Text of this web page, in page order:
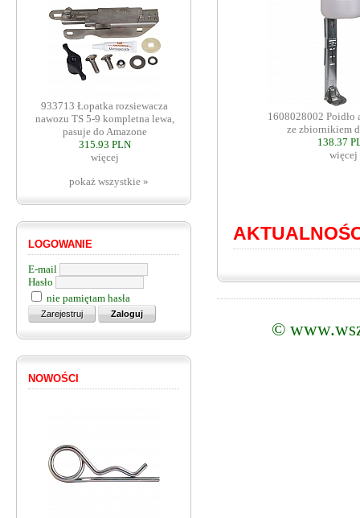
933713 Łopatka rozsiewacza
nawozu TS 5-9 kompletna lewa,
pasuje do Amazone
315.93 PLN
więcej
pokaż wszystkie »
LOGOWANIE
E-mail
Hasło
nie pamiętam hasła
NOWOŚCI
1608028002 Poidło
ze zbiornikiem
138.37
więcej
©